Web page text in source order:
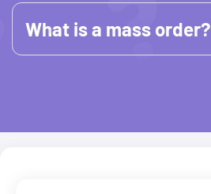
What is a mass order?